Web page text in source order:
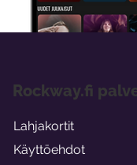
Rockway.fi
Lahjakortit
Käyttöehdot